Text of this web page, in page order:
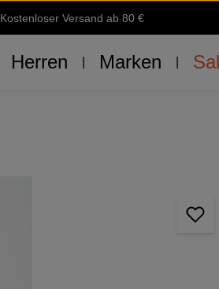
Kostenloser Versand ab 80 €
Herren Marken